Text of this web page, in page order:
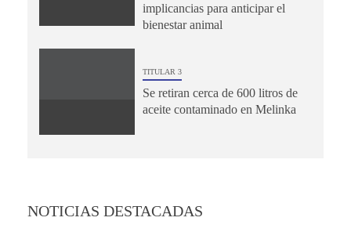
implicancias para anticipar el
bienestar animal
TITULAR 3
Se retiran cerca de 600 litros de
aceite contaminado en Melinka
NOTICIAS DESTACADAS